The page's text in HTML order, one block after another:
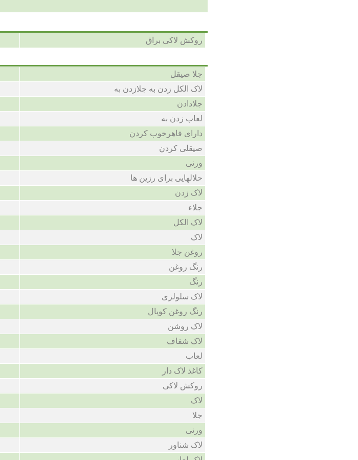
روکش لاکی براق
جلا صیقل
لاک الکل زدن به جلازدن به
جلادادن
لعاب زدن به
دارای فاهرخوب کردن
صیقلی کردن
ورنی
حلالهایی برای رزین ها
لاک زدن
جلاء
لاک الکل
لاک
روغن جلا
رنگ روغن
رنگ
لاک سلولزی
رنگ روغن کوپال
لاک روشن
لاک شفاف
لعاب
کاغذ لاک دار
روکش لاکی
لاک
جلا
ورنی
لاک شناور